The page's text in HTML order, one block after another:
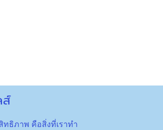
ส์
ทธิภาพ คือสิ่งที่เราทำ